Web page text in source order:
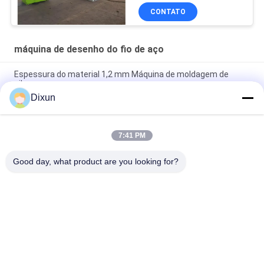
CONTATO
máquina de desenho do fio de aço
Espessura do material 1,2 mm Máquina de moldagem de
pilares
Entrada 6,5 mm Saída 2,7 mm Máquina de desenho de fio de
cobre Velocidade 180m / min Motor 15kw
Motor 15kw Máquina de desenho de fio de aço de frequência
Dixun
7:41 PM
Good day, what product are you looking for?